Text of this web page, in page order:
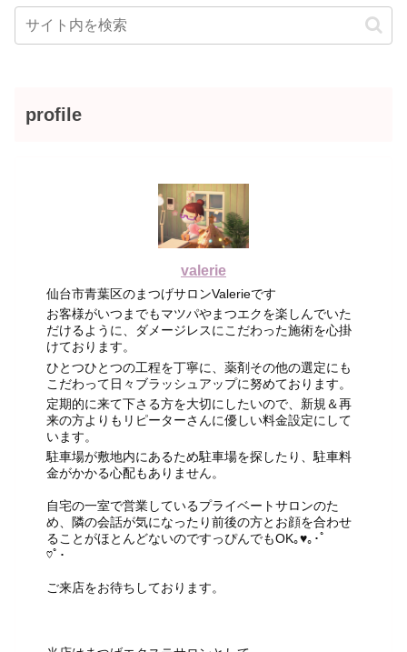
profile
valerie
仙台市青葉区のまつげサロンValerieです
お客様がいつまでもマツパやまつエクを楽しんでいた
だけるように、ダメージレスにこだわった施術を心掛
けております。
ひとつひとつの工程を丁寧に、薬剤その他の選定にも
こだわって日々ブラッシュアップに努めております。
定期的に来て下さる方を大切にしたいので、新規＆再
来の方よりもリピーターさんに優しい料金設定にして
います。
駐車場が敷地内にあるため駐車場を探したり、駐車料
金がかかる心配もありません。
自宅の一室で営業しているプライベートサロンのた
め、隣の会話が気になったり前後の方とお顔を合わせ
ることがほとんどないのですっぴんでもOK｡♥｡･ﾟ
♡ﾟ･
ご来店をお待ちしております。